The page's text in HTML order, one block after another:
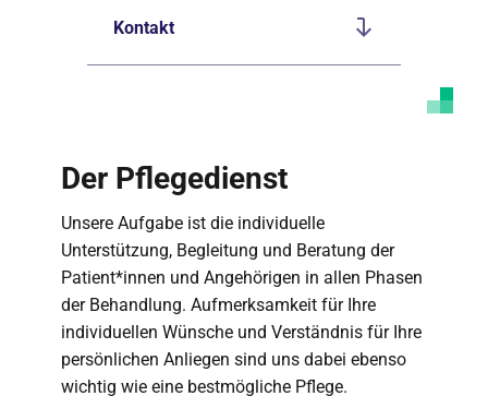
Kontakt
Der Pflegedienst
Unsere Aufgabe ist die individuelle
Unterstützung, Begleitung und Beratung der
Patient*innen und Angehörigen in allen Phasen
der Behandlung. Aufmerksamkeit für Ihre
individuellen Wünsche und Verständnis für Ihre
persönlichen Anliegen sind uns dabei ebenso
wichtig wie eine bestmögliche Pflege.